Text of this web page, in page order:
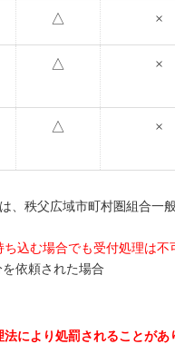
△ ×
△ ×
△ ×
、秩父広域市町村圏組合一
込む場合でも受付処理は不
依頼された場合
により処罰されることがあ